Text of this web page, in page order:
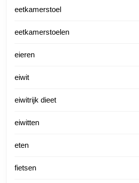
eetkamerstoel
eetkamerstoelen
eieren
eiwit
eiwitrijk dieet
eiwitten
eten
fietsen